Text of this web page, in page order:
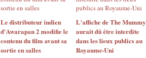
Le distributeur indien
d'Awarapan 2 modifie le
contenu du film avant sa
sortie en salles
L'affiche de The Mummy
aurait dû être interdite
dans les lieux publics au
Royaume-Uni